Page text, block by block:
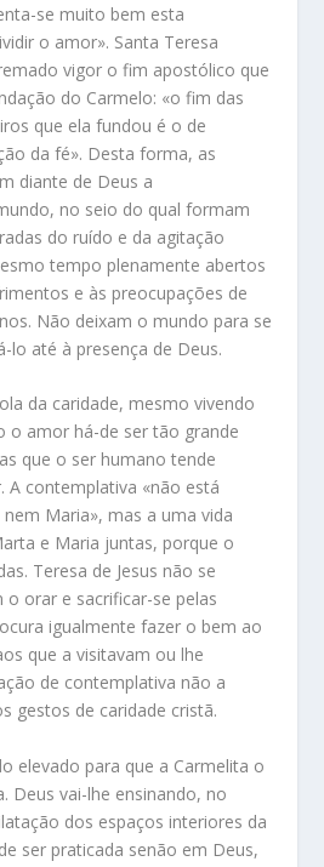
se muito bem esta
o amor». Santa Teresa
vigor o fim apostólico que
do Carmelo: «o fim das
que ela fundou é o de
da fé». Desta forma, as
diante de Deus a
no seio do qual formam
do ruído e da agitação
tempo plenamente abertos
e às preocupações de
Não deixam o mundo para se
lo até à presença de Deus.
da caridade, mesmo vivendo
o amor há-de ser tão grande
que o ser humano tende
A contemplativa «não está
Maria», mas a uma vida
e Maria juntas, porque o
Teresa de Jesus não se
orar e sacrificar-se pelas
igualmente fazer o bem ao
que a visitavam ou lhe
de contemplativa não a
gestos de caridade cristã.
elevado para que a Carmelita o
Deus vai-lhe ensinando, no
dos espaços interiores da
ser praticada senão em Deus,